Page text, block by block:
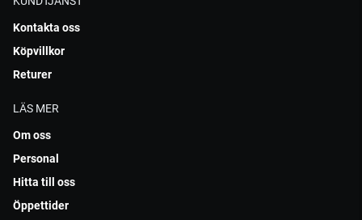
Kontakta oss
Köpvillkor
Returer
LÄS MER
Om oss
Personal
Hitta till oss
Öppettider